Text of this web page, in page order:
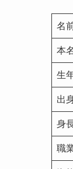
名
本
生
出
身
職